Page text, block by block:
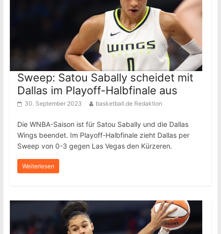
Sweep: Satou Sabally scheidet mit
Dallas im Playoff-Halbfinale aus
30. September 2023 basketball.de Redaktion
Die WNBA-Saison ist für Satou Sabally und die Dallas
Wings beendet. Im Playoff-Halbfinale zieht Dallas per
Sweep von 0-3 gegen Las Vegas den Kürzeren.
Weiterlesen